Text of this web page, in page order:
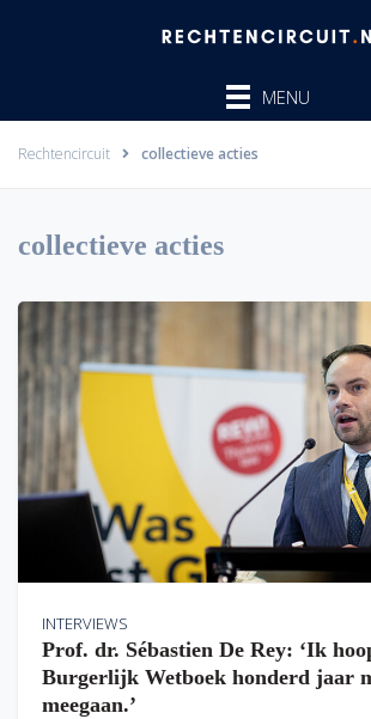
MENU
Rechtencircuit collectieve acties
collectieve acties
INTERVIEWS
Prof. dr. Sébastien De Rey: ‘Ik
Burgerlijk Wetboek honderd jaar
meegaan.’